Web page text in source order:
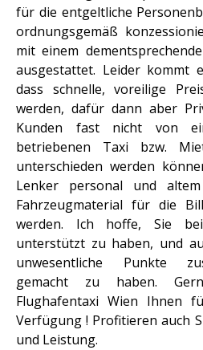
für die entgeltliche
ordnungsgemäß
mit einem
ausgestattet. Leider kommt
dass schnelle, voreilige
werden, dafür dann aber
Kunden fast nicht von
betriebenen Taxi bzw.
unterschieden werden
Lenker personal und
Fahrzeugmaterial für die
werden. Ich hoffe, Sie
unterstützt zu haben, und
unwesentliche Punkte
gemacht zu haben.
Flughafentaxi Wien Ihnen
Verfügung ! Profitieren auch
und Leistung.